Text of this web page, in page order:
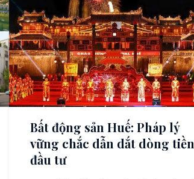
Bất động sản Huế: Pháp lý
vững chắc dẫn dắt dòng tiền
đầu tư